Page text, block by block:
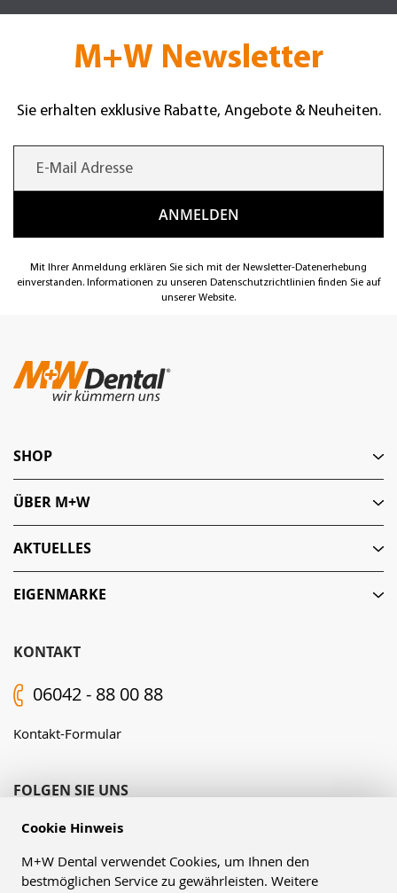
Cookie Hinweis
M+W Dental verwendet Cookies, um Ihnen den
bestmöglichen Service zu gewährleisten. Weitere
M+W Newsletter
Sie erhalten exklusive Rabatte, Angebote & Neuheiten.
Mit Ihrer Anmeldung erklären Sie sich mit der Newsletter-Datenerhebung
einverstanden. Informationen zu unseren Datenschutzrichtlinien finden Sie auf
unserer Website.
KONTAKT
06042 - 88 00 88
Kontakt-Formular
FOLGEN SIE UNS
SHOP
ÜBER M+W
AKTUELLES
EIGENMARKE